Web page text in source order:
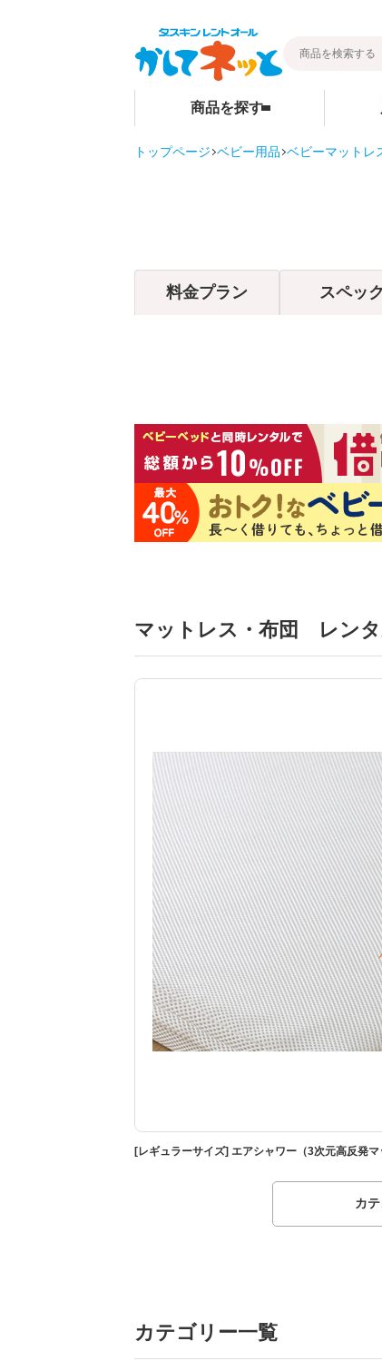
商品を探す
チャイルドシート
ハイローチェア・ベビーチェア
ご家庭
トップページ ベビー用品 ベビーマットレ
料金プラン スペック
マットレス・布団 レンタ
[レギュラーサイズ] エアシャワー（3次元高反発マ
カ
カテゴリー一覧